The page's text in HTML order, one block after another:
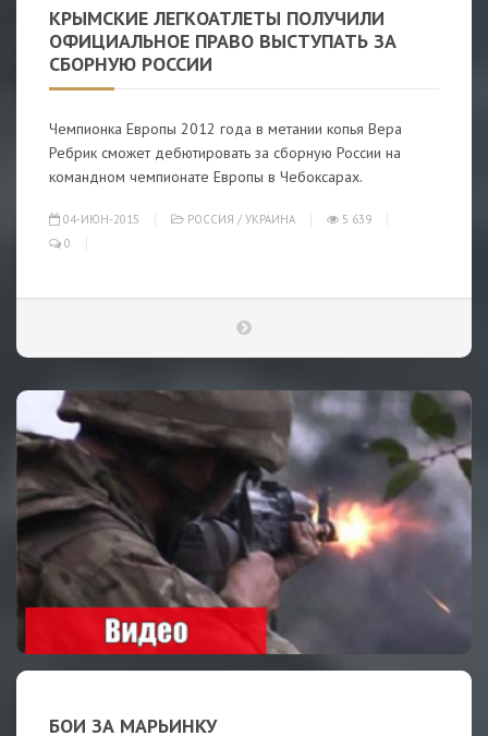
КРЫМСКИЕ ЛЕГКОАТЛЕТЫ ПОЛУЧИЛИ
ОФИЦИАЛЬНОЕ ПРАВО ВЫСТУПАТЬ ЗА
СБОРНУЮ РОССИИ
Чемпионка Европы 2012 года в метании копья Вера
Ребрик сможет дебютировать за сборную России на
командном чемпионате Европы в Чебоксарах.
04-ИЮН-2015 РОССИЯ / УКРАИНА
5 639
0
БОИ ЗА МАРЬИНКУ